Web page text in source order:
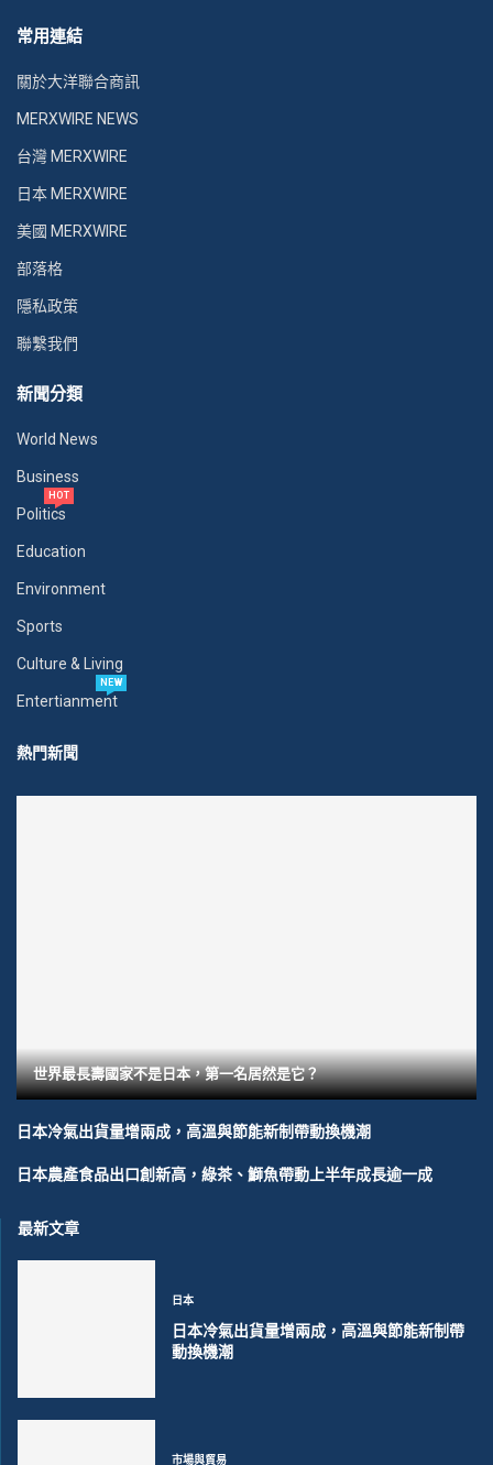
常用連結
關於大洋聯合商訊
MERXWIRE NEWS
台灣 MERXWIRE
日本 MERXWIRE
美國 MERXWIRE
部落格
隱私政策
聯繫我們
新聞分類
World News
Business
Politics
HOT
Education
Environment
Sports
Culture & Living
Entertianment
NEW
熱門新聞
世界最長壽國家不是日本，第一名居然是它？
日本冷氣出貨量增兩成，高溫與節能新制帶動換機潮
日本農產食品出口創新高，綠茶、鰤魚帶動上半年成長逾一成
最新文章
日本
日本冷氣出貨量增兩成，高溫與節能新制帶
動換機潮
市場與貿易